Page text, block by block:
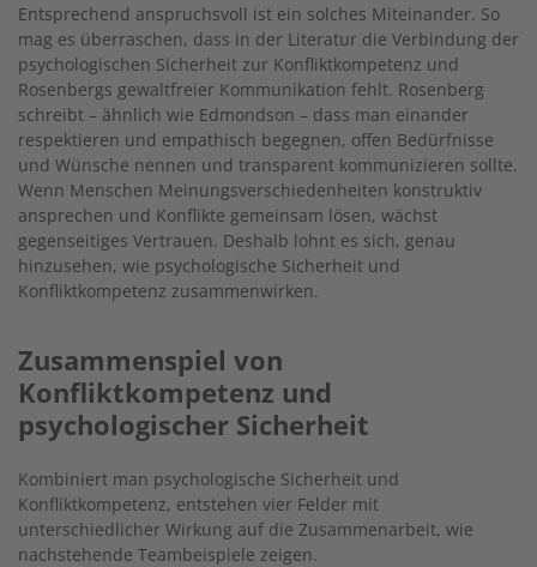
Entsprechend anspruchsvoll ist ein solches Miteinander. So
mag es überraschen, dass in der Literatur die Verbindung der
psychologischen Sicherheit zur Konfliktkompetenz und
Rosenbergs gewaltfreier Kommunikation fehlt. Rosenberg
schreibt – ähnlich wie Edmondson – dass man einander
respektieren und empathisch begegnen, offen Bedürfnisse
und Wünsche nennen und transparent kommunizieren sollte.
Wenn Menschen Meinungsverschiedenheiten konstruktiv
ansprechen und Konflikte gemeinsam lösen, wächst
gegenseitiges Vertrauen. Deshalb lohnt es sich, genau
hinzusehen, wie psychologische Sicherheit und
Konfliktkompetenz zusammenwirken.
Zusammenspiel von
Konfliktkompetenz und
psychologischer Sicherheit
Kombiniert man psychologische Sicherheit und
Konfliktkompetenz, entstehen vier Felder mit
unterschiedlicher Wirkung auf die Zusammenarbeit, wie
nachstehende Teambeispiele zeigen.